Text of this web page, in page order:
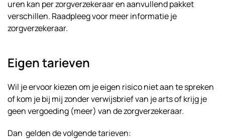
uren kan per zorgverzekeraar en aanvullend pakket
verschillen. Raadpleeg voor meer informatie je
zorgverzekeraar.
Eigen tarieven
Wil je ervoor kiezen om je eigen risico niet aan te spreken
of kom je bij mij zonder verwijsbrief van je arts of krijg je
geen vergoeding (meer) van de zorgverzekeraar.
Dan gelden de volgende tarieven: